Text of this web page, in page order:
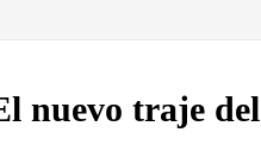
nuevo traje